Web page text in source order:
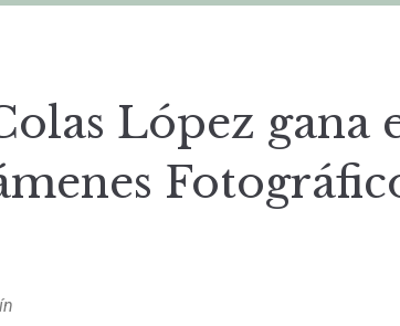
López gana